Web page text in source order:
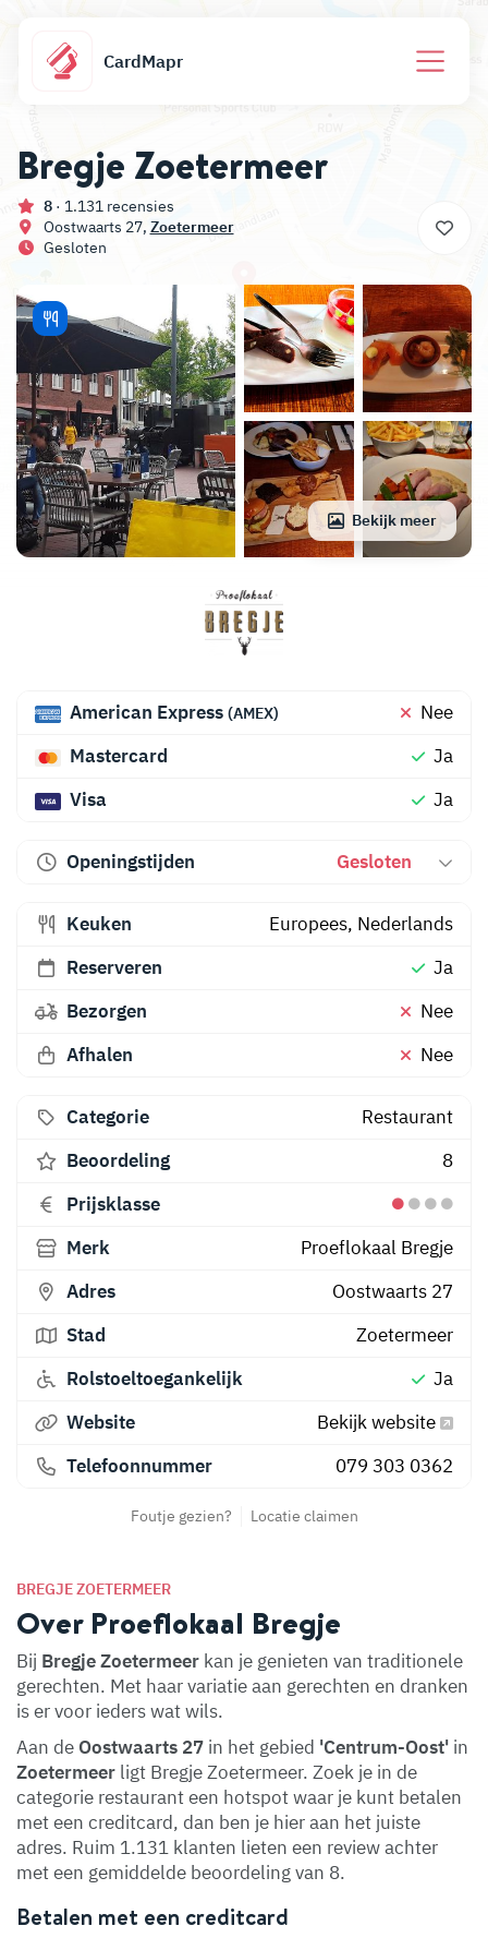
CardMapr
Bregje Zoetermeer
8 · 1.131 recensies
Oostwaarts 27, Zoetermeer
Gesloten
Bekijk meer
BREGJE ZOETERMEER
Over Proeflokaal Bregje
Bij Bregje Zoetermeer kan je genieten van traditionele
gerechten. Met haar variatie aan gerechten en dranken
is er voor ieders wat wils.
Aan de Oostwaarts 27 in het gebied 'Centrum-Oost' in
Zoetermeer ligt Bregje Zoetermeer. Zoek je in de
categorie restaurant een hotspot waar je kunt betalen
met een creditcard, dan ben je hier aan het juiste
adres. Ruim 1.131 klanten lieten een review achter
met een gemiddelde beoordeling van 8.
Betalen met een creditcard
American Express (AMEX)
Nee
Mastercard
Ja
Visa
Ja
Openingstijden Gesloten
Keuken Europees, Nederlands
Reserveren
Ja
Bezorgen
Nee
Afhalen
Nee
Categorie
Restaurant
Beoordeling
8
Prijsklasse
Merk
Proeflokaal Bregje
Adres
Oostwaarts 27
Stad
Zoetermeer
Rolstoeltoegankelijk
Ja
Website
Bekijk website
Telefoonnummer
079 303 0362
Foutje gezien? Locatie claimen